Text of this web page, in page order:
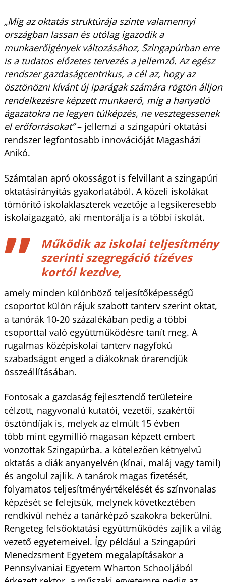
„Míg az oktatás struktúrája szinte valamennyi
országban lassan és utólag igazodik a
munkaerőigények változásához, Szingapúrban erre
is a tudatos előzetes tervezés a jellemző. Az egész
rendszer gazdaságcentrikus, a cél az, hogy az
ösztönözni kívánt új iparágak számára rögtön álljon
rendelkezésre képzett munkaerő, míg a hanyatló
ágazatokra ne legyen túlképzés, ne vesztegessenek
el erőforrásokat”– jellemzi a szingapúri oktatási
rendszer legfontosabb innovációját Magasházi
Anikó.
Számtalan apró okosságot is felvillant a szingapúri
oktatásirányítás gyakorlatából. A közeli iskolákat
tömörítő iskolaklaszterek vezetője a legsikeresebb
iskolaigazgató, aki mentorálja is a többi iskolát.
Működik az iskolai teljesítmény
szerinti szegregáció tízéves
kortól kezdve,
amely minden különböző teljesítőképességű
csoportot külön rájuk szabott tanterv szerint oktat,
a tanórák 10-20 százalékában pedig a többi
csoporttal való együttműködésre tanít meg. A
rugalmas középiskolai tanterv nagyfokú
szabadságot enged a diákoknak órarendjük
összeállításában.
Fontosak a gazdaság fejlesztendő területeire
célzott, nagyvonalú kutatói, vezetői, szakértői
ösztöndíjak is, melyek az elmúlt 15 évben
több mint egymillió magasan képzett embert
vonzottak Szingapúrba. a kötelezően kétnyelvű
oktatás a diák anyanyelvén (kínai, maláj vagy tamil)
és angolul zajlik. A tanárok magas fizetését,
folyamatos teljesítményértékelését és színvonalas
képzését se felejtsük, melynek következtében
rendkívül nehéz a tanárképző szakokra bekerülni.
Rengeteg felsőoktatási együttműködés zajlik a világ
vezető egyetemeivel. Így például a Szingapúri
Menedzsment Egyetem megalapításakor a
Pennsylvaniai Egyetem Wharton Schooljából